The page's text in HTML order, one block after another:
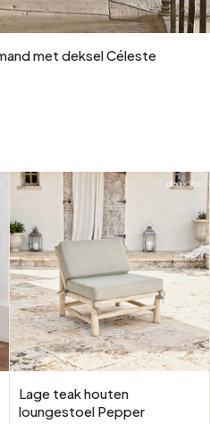
met deksel Céleste
Lage teak houten
loungestoel Pepper